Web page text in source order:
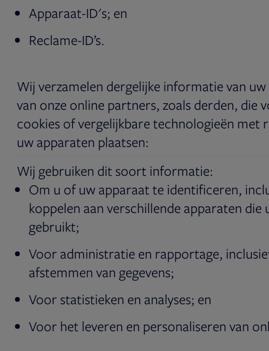
Apparaat-ID's; en
Reclame-ID’s.
Wij verzamelen dergelijke informatie van
van onze online partners, zoals derden, die
cookies of vergelijkbare technologieën met
uw apparaten plaatsen:
Wij gebruiken dit soort informatie:
Om u of uw apparaat te identificeren,
koppelen aan verschillende apparaten die
gebruikt;
Voor administratie en rapportage,
afstemmen van gegevens;
Voor statistieken en analyses; en
Voor het leveren en personaliseren van